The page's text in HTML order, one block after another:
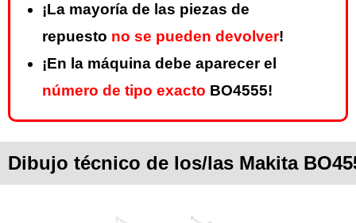
¡La mayoría de las piezas de
repuesto no se pueden devolver!
¡En la máquina debe aparecer el
número de tipo exacto BO4555!
Dibujo técnico de los/las Makita